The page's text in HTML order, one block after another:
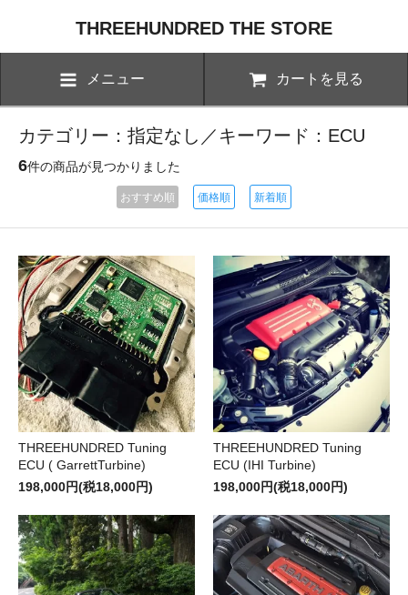
THREEHUNDRED THE STORE
メニュー カートを見る
カテゴリー：指定なし／キーワード：ECU
6件の商品が見つかりました
おすすめ順 価格順 新着順
THREEHUNDRED Tuning
ECU ( GarrettTurbine)
198,000円(税18,000円)
THREEHUNDRED Tuning
ECU (IHI Turbine)
198,000円(税18,000円)